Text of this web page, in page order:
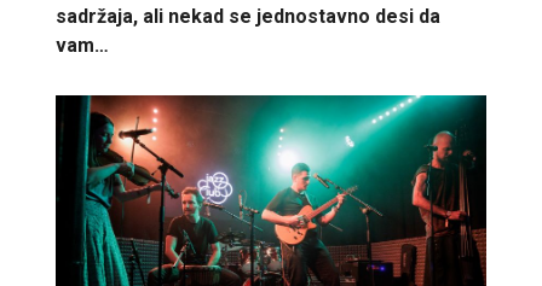
sadržaja, ali nekad se jednostavno desi da
vam…